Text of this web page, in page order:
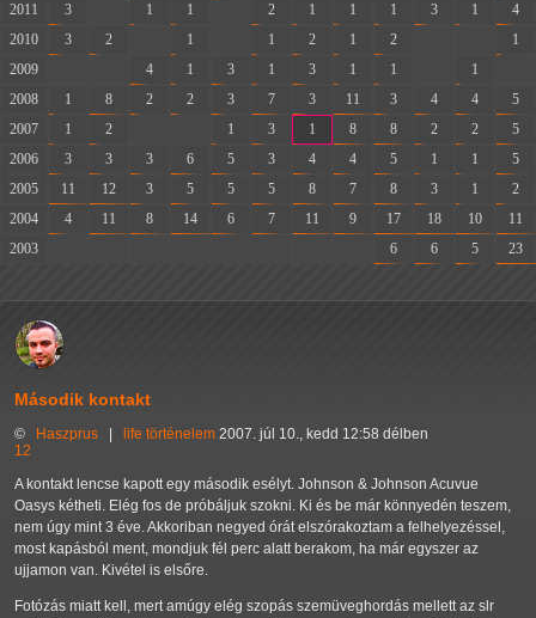
2011
3 1 1 2 1 1 1 3 1
4
2010
3 2 1 1 2 1 2
1
2009
4 1 3 1 3 1 1 1
2008
1 8 2 2 3 7 3 11 3 4 4
5
2007
1 2 1 3 1 8 8 2 2
5
2006
3 3 3 6 5 3 4 4 5 1 1
5
2005
11 12 3 5 5 5 8 7 8 3 1
2
2004
4 11 8 14 6 7 11 9 17 18 10
11
2003
6 6 5 23
Második kontakt
© Haszprus life történelem 2007. júl 10., kedd 12:58 délben
12
A kontakt lencse kapott egy második esélyt. Johnson & Johnson Acuvue
Oasys kétheti. Elég fos de próbáljuk szokni. Ki és be már könnyedén teszem,
nem úgy mint 3 éve. Akkoriban negyed órát elszórakoztam a felhelyezéssel,
most kapásból ment, mondjuk fél perc alatt berakom, ha már egyszer az
ujjamon van. Kivétel is elsőre.
Fotózás miatt kell, mert amúgy elég szopás szemüveghordás mellett az slr